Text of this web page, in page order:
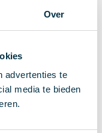
Over
advertenties te
media te bieden